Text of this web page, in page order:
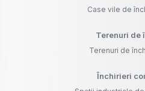
Case vile de
Terenuri de
Terenuri de
Închirieri